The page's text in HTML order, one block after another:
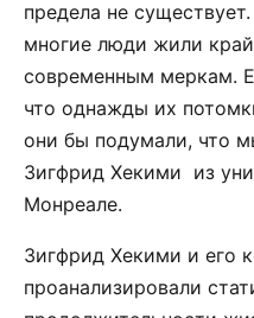
предела не
многие люди жили
современным меркам.
что однажды их
они бы подумали, что
Зигфрид Хекими из
Монреале.
Зигфрид Хекими и его
проанализировали